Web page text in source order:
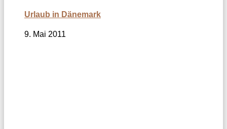
Urlaub in Dänemark
9. Mai 2011